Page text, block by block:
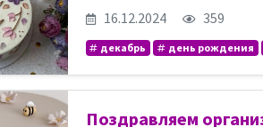
16.12.2024 359
декабрь день рождения
Поздравляем